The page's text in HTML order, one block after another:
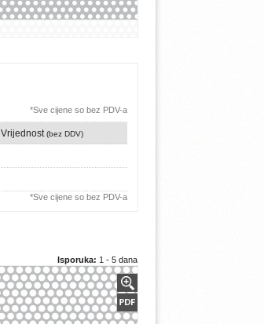
*Sve cijene so bez PDV-a
Vrijednost(bez DDV)
*Sve cijene so bez PDV-a
Isporuka: 1 - 5 dana